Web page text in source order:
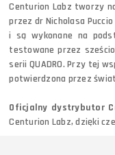
Centurion Labz tworzy
przez dr Nicholasa
i są wykonane na
testowane przez
serii QUADRO. Przy tej
potwierdzona przez
Oficjalny dystrybutor
Centurion Labz, dzięki